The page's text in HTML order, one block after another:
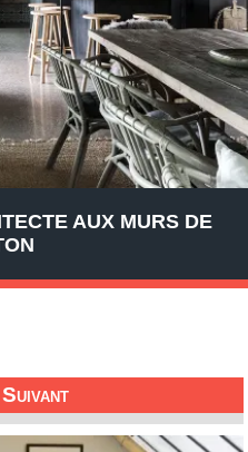
AUX MURS DE